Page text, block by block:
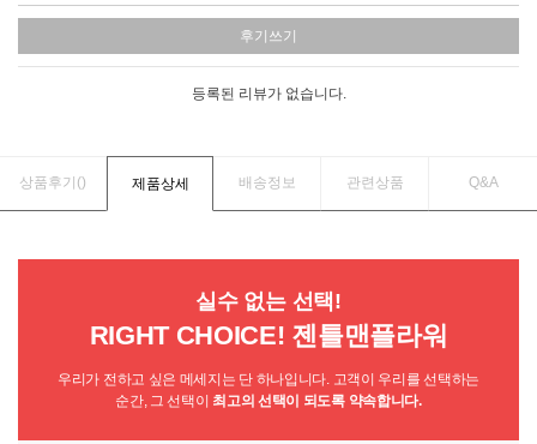
후기쓰기
등록된 리뷰가 없습니다.
상품후기() 제품상세 배송정보 관련상품 Q&A
실수 없는 선택!
RIGHT CHOICE! 젠틀맨플라워
우리가 전하고 싶은 메세지는 단 하나입니다. 고객이 우리를 선택하는
순간, 그 선택이 최고의 선택이 되도록 약속합니다.